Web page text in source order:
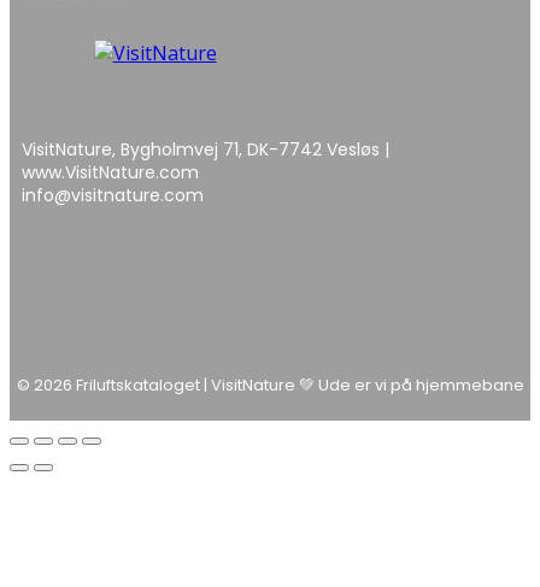
VisitNature, Bygholmvej 71, DK-7742 Vesløs |
www.VisitNature.com
info@visitnature.com
© 2026 Friluftskataloget | VisitNature 💚 Ude er vi på hjemmebane